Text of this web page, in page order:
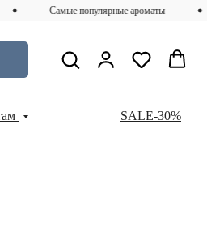
Самые популярные ароматы
SALE-30%